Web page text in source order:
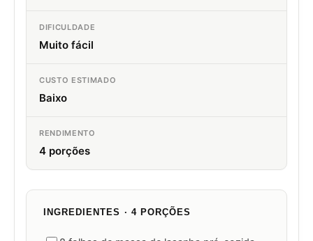
DIFICULDADE
Muito fácil
CUSTO ESTIMADO
Baixo
RENDIMENTO
4 porções
INGREDIENTES · 4 PORÇÕES